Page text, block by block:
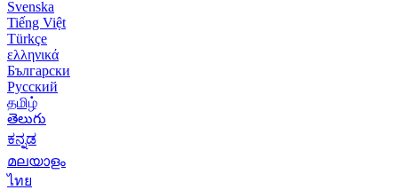
Svenska
Tiếng Việt
Türkçe
ελληνικά
Български
Русский
தமிழ்
తెలుగు
ಕನ್ನಡ
മലയാളം
ไทย